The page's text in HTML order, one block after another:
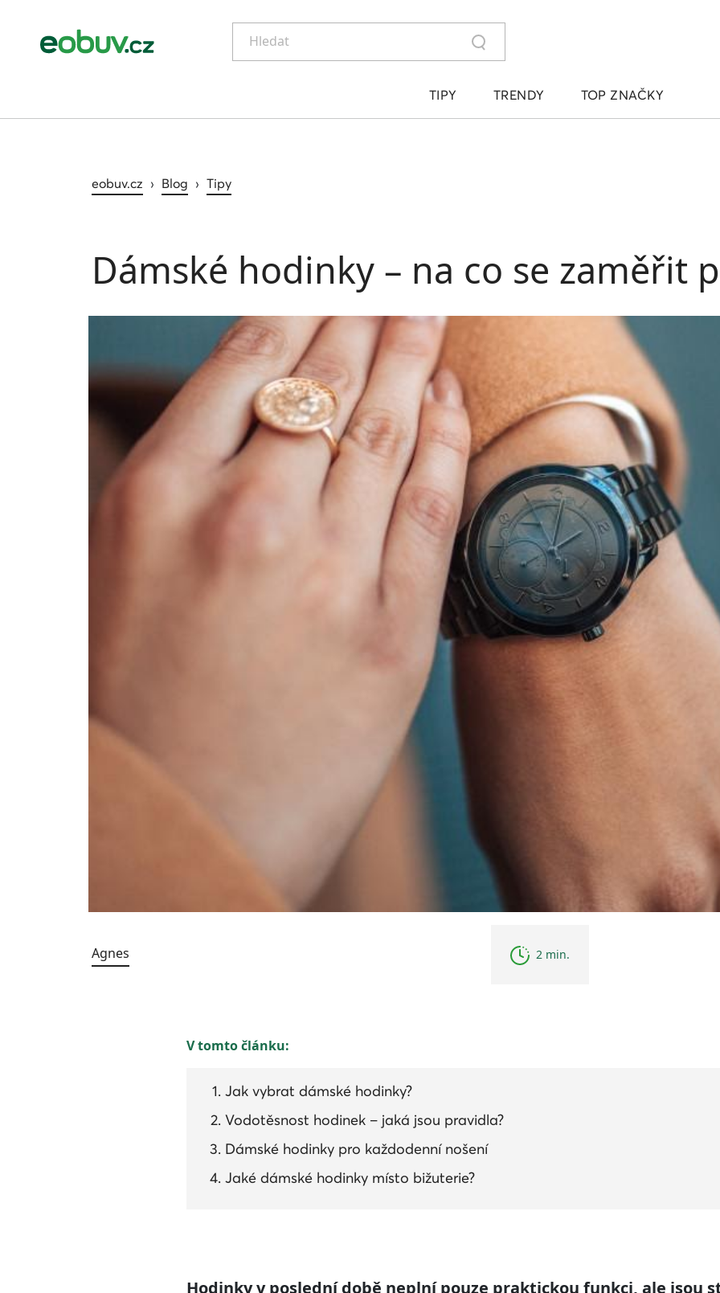
Hledat
TIPY TRENDY TOP ZNAČKY
eobuv.cz › Blog › Tipy
Dámské hodinky – na co se zaměřit
Agnes 2 min.
V tomto článku:
Jak vybrat dámské hodinky?
Vodotěsnost hodinek – jaká jsou pravidla?
Dámské hodinky pro každodenní nošení
Jaké dámské hodinky místo bižuterie?
Hodinky v poslední době neplní pouze praktickou funkci, ale jsou